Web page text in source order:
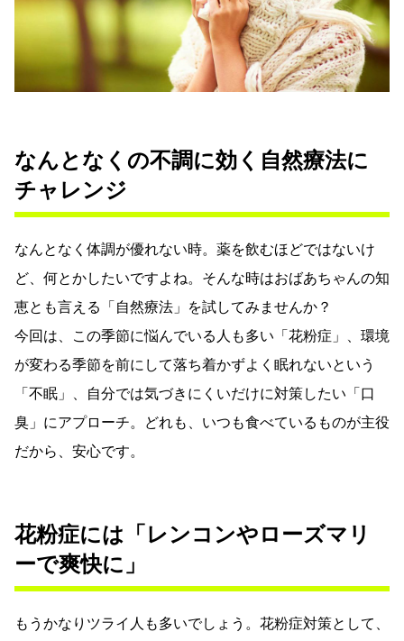
なんとなくの不調に効く自然療法に
チャレンジ
なんとなく体調が優れない時。薬を飲むほどではないけ
ど、何とかしたいですよね。そんな時はおばあちゃんの知
恵とも言える「自然療法」を試してみませんか？
今回は、この季節に悩んでいる人も多い「花粉症」、環境
が変わる季節を前にして落ち着かずよく眠れないという
「不眠」、自分では気づきにくいだけに対策したい「口
臭」にアプローチ。どれも、いつも食べているものが主役
だから、安心です。
花粉症には「レンコンやローズマリ
ーで爽快に」
もうかなりツライ人も多いでしょう。花粉症対策として、